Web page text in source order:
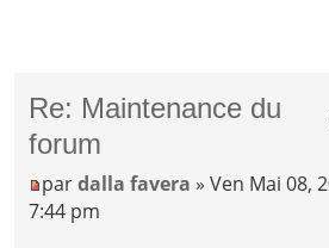
Re: Maintenance du
forum
pardalla favera » Ven Mai 08,
7:44 pm